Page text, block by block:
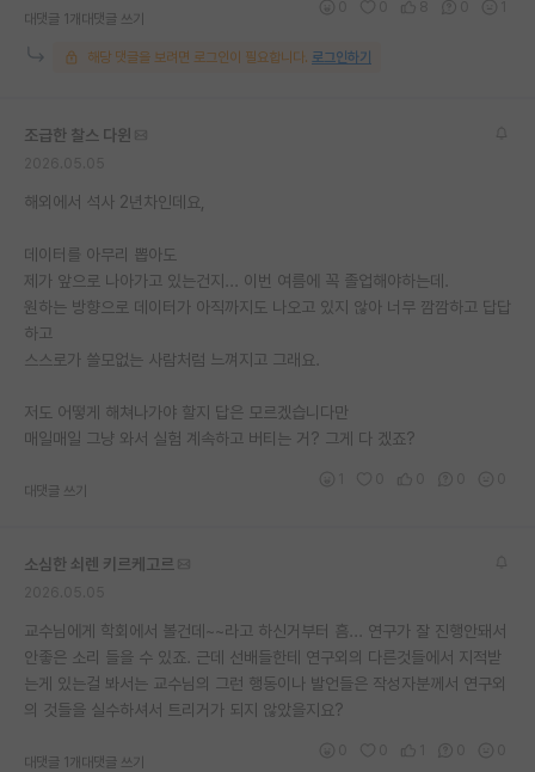
대댓글 1개 대댓글 쓰기
해당 댓글을 보려면 로그인이 필요합니다. 로그인하기
조급한 찰스 다윈
해외에서 석사 2년차인데요,
데이터를 아무리 뽑아도
제가 앞으로 나아가고 있는건지... 이번 여름에 꼭 졸업해야하는데.
원하는 방향으로 데이터가 아직까지도 나오고 있지 않아 너무 깜깜하고 답답
하고
스스로가 쓸모없는 사람처럼 느껴지고 그래요.
저도 어떻게 해쳐나가야 할지 답은 모르겠습니다만
매일매일 그냥 와서 실험 계속하고 버티는 거? 그게 다 겠죠?
대댓글 쓰기
소심한 쇠렌 키르케고르
교수님에게 학회에서 볼건데~~라고 하신거부터 흠... 연구가 잘 진행안돼서
안좋은 소리 들을 수 있죠. 근데 선배들한테 연구외의 다른것들에서 지적받
는게 있는걸 봐서는 교수님의 그런 행동이나 발언들은 작성자분께서 연구외
의 것들을 실수하셔서 트리거가 되지 않았을지요?
대댓글 1개 대댓글 쓰기